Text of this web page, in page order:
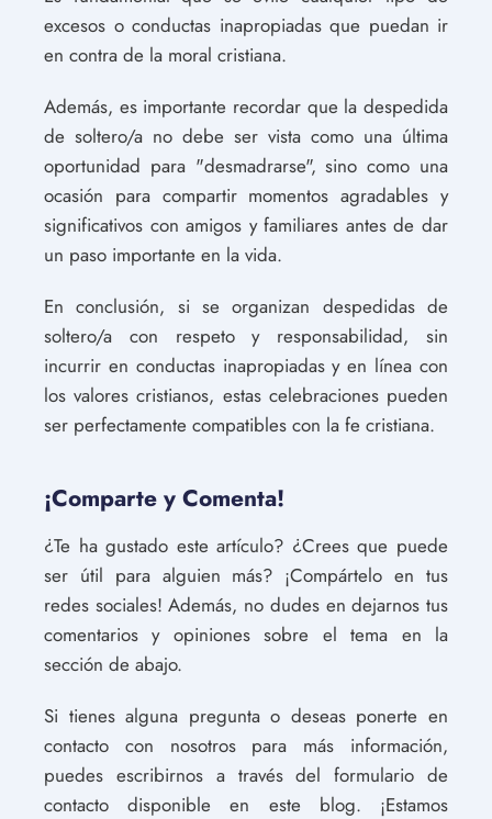
excesos o conductas inapropiadas que puedan ir
en contra de la moral cristiana.
Además, es importante recordar que la despedida
de soltero/a no debe ser vista como una última
oportunidad para "desmadrarse", sino como una
ocasión para compartir momentos agradables y
significativos con amigos y familiares antes de dar
un paso importante en la vida.
En conclusión, si se organizan despedidas de
soltero/a con respeto y responsabilidad, sin
incurrir en conductas inapropiadas y en línea con
los valores cristianos, estas celebraciones pueden
ser perfectamente compatibles con la fe cristiana.
¡Comparte y Comenta!
¿Te ha gustado este artículo? ¿Crees que puede
ser útil para alguien más? ¡Compártelo en tus
redes sociales! Además, no dudes en dejarnos tus
comentarios y opiniones sobre el tema en la
sección de abajo.
Si tienes alguna pregunta o deseas ponerte en
contacto con nosotros para más información,
puedes escribirnos a través del formulario de
contacto disponible en este blog. ¡Estamos